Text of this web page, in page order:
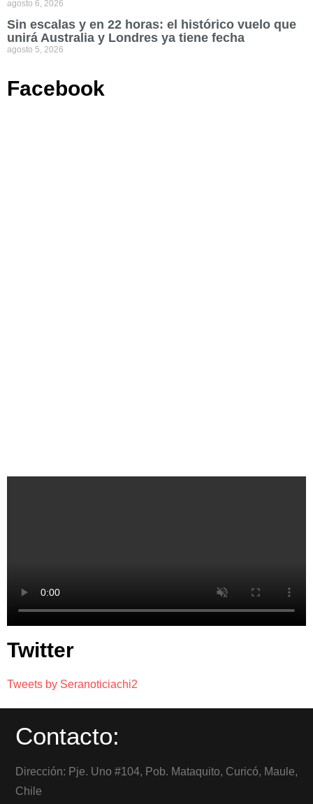
agosto 6, 2026
Sin escalas y en 22 horas: el histórico vuelo que
unirá Australia y Londres ya tiene fecha
agosto 5, 2026
Facebook
Twitter
Tweets by Seranoticiachi2
Contacto:
Dirección: Pje. Uno #104, Pob. Mataquito, Curicó, Maule,
Chile